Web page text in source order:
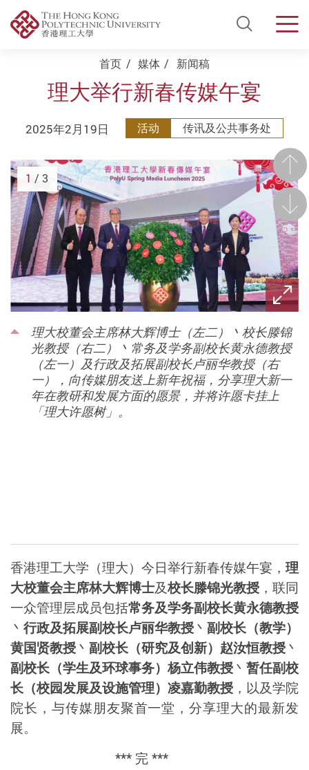
Open
Start main content首页 媒体 新闻稿
理大举行新春传媒午宴
2025年2月19日 活动 传讯及公共事务处
前
理大校董会主席林大辉博士（左二）丶校长滕锦
光教授（右二）丶常务及学务副校长黄永德教授
（左一）及行政及拓展副校长卢丽华教授（右
一），向传媒朋友送上新年祝福，分享理大新一
年在教研和发展方面的愿景，并将许愿卡挂上
「理大许愿树」。
后一
1 / 3
香港理工大学（理大）今日举行新春传媒午宴， 理
大校董会主席林大辉博士及校长滕锦光教授 ，联同
一众管理层成员包括常务及学务副校长黄永德教授
丶 行政及拓展副校长卢丽华教授丶 副校长（教学）
黄国贤教授丶 副校长（研究及创新）赵汝恒教授丶
副校长（学生及环球事务）杨立伟教授丶 暂任副校
长（校园发展及设施管理）凌嘉勤教授 ，以及学院
院长，与传媒朋友聚首一堂，分享理大的最新发
展。
*** 完***